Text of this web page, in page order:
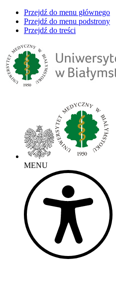
Przejdź do menu głównego
Przejdź do menu podstrony
Przejdź do treści
MENU